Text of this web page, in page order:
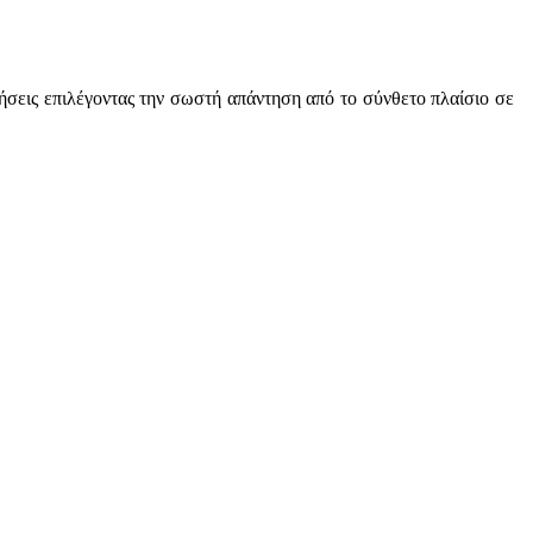
επιλέγοντας την σωστή απάντηση από το σύνθετο πλαίσιο σε